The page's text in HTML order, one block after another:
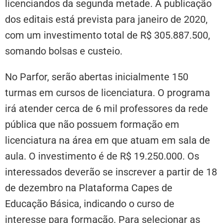
licenciandos da segunda metade. A publicação
dos editais está prevista para janeiro de 2020,
com um investimento total de R$ 305.887.500,
somando bolsas e custeio.
No Parfor, serão abertas inicialmente 150
turmas em cursos de licenciatura. O programa
irá atender cerca de 6 mil professores da rede
pública que não possuem formação em
licenciatura na área em que atuam em sala de
aula. O investimento é de R$ 19.250.000. Os
interessados deverão se inscrever a partir de 18
de dezembro na Plataforma Capes de
Educação Básica, indicando o curso de
interesse para formação. Para selecionar as